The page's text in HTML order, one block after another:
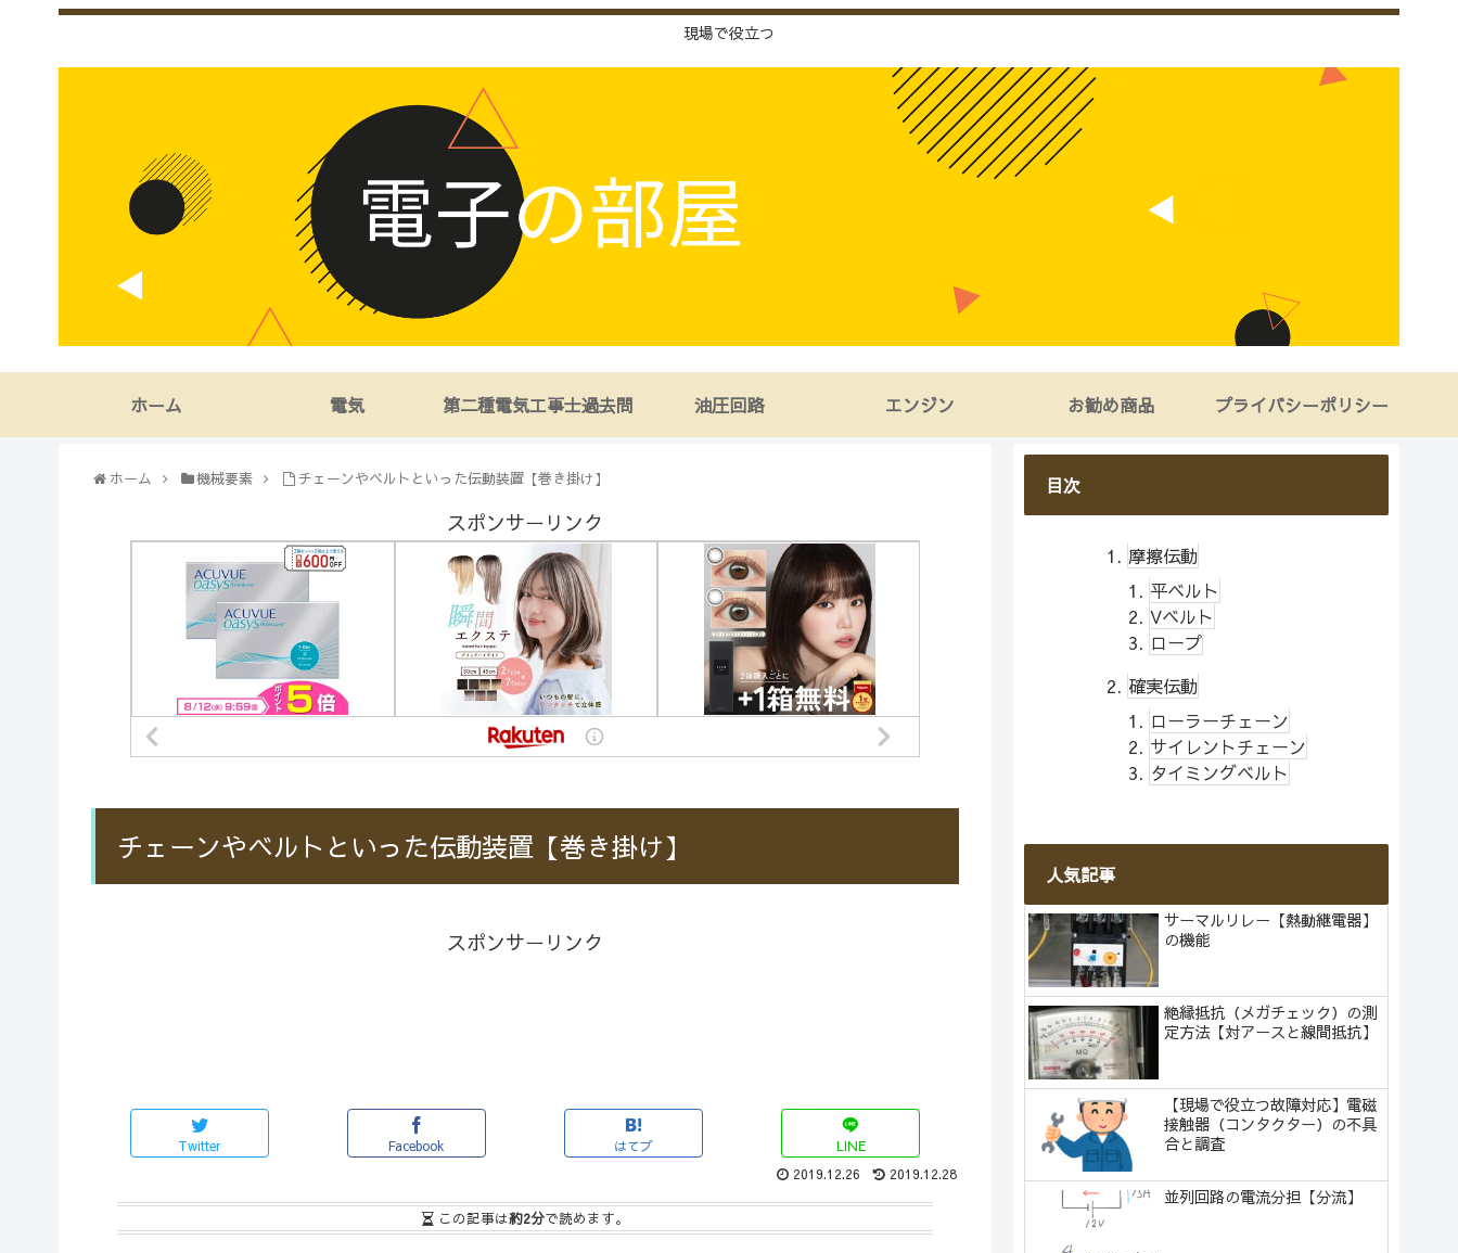
現場で役立つ
ホーム 電気 第二種電気工事士過去問 油圧回路 エンジン お勧め商品 プライバシーポリシー
ホーム 機械要素 チェーンやベルトといった伝動装置【巻き掛け】
スポンサーリンク
チェーンやベルトといった伝動装置【巻き掛け】
スポンサーリンク
Twitter Facebook はてブ LINE
2019.12.28
2019.12.26
この記事は約2分で読めます。
目次
摩擦伝動
平ベルト
Vベルト
ロープ
確実伝動
ローラーチェーン
サイレントチェーン
タイミングベルト
人気記事
サーマルリレー【熱動継電器】
の機能
絶縁抵抗（メガチェック）の測
定方法【対アースと線間抵抗】
【現場で役立つ故障対応】電磁
接触器（コンタクター）の不具
合と調査
並列回路の電流分担【分流】